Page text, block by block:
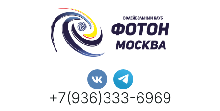
+7(936)333-6969